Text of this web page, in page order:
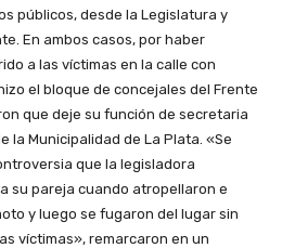
públicos, desde la Legislatura y
En ambos casos, por haber
a las víctimas en la calle con
el bloque de concejales del Frente
que deje su función de secretaria
la Municipalidad de La Plata. «Se
que la legisladora
su pareja cuando atropellaron e
y luego se fugaron del lugar sin
víctimas», remarcaron en un